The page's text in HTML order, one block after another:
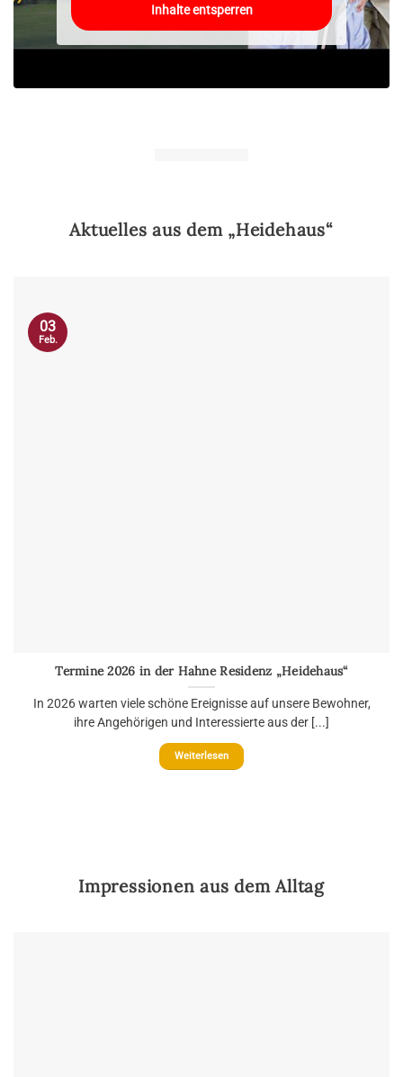
Inhalte entsperren
Aktuelles aus dem „Heidehaus“
Termine 2026 in der Hahne Residenz „Heidehaus“
In 2026 warten viele schöne Ereignisse auf unsere Bewohner,
ihre Angehörigen und Interessierte aus der [...]
Weiterlesen
03
Feb.
Impressionen aus dem Alltag